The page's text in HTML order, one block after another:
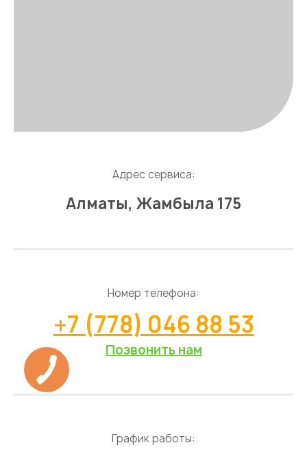
Адрес сервиса:
Алматы, Жамбыла 175
Номер телефона:
+7 (778) 046 88 53
Позвонить нам
График работы: